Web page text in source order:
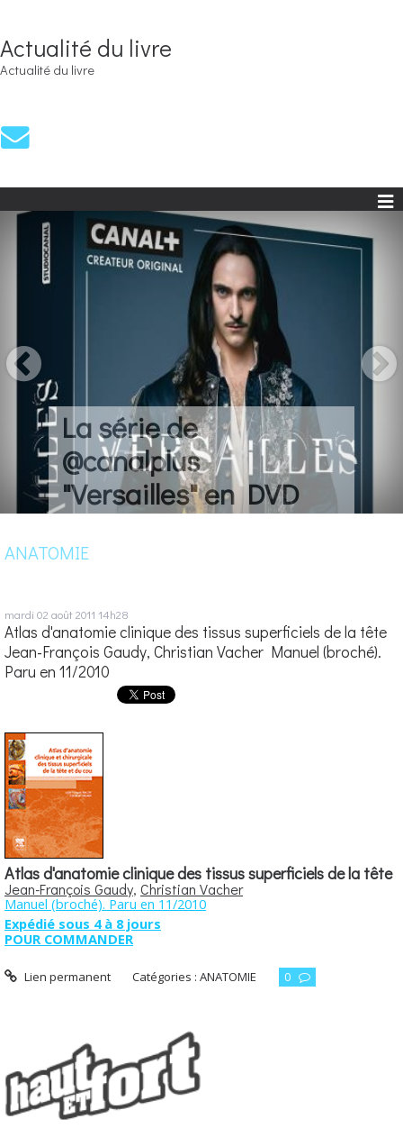
Actualité du livre
Actualité du livre
La série de
@canalplus
"Versailles" en DVD
ANATOMIE
mardi 02 août 2011 14h28
Atlas d'anatomie clinique des tissus superficiels de la tête
Jean-François Gaudy, Christian Vacher Manuel (broché).
Paru en 11/2010
Atlas d'anatomie clinique des tissus superficiels de la tête
Jean-François Gaudy, Christian Vacher
Manuel (broché). Paru en 11/2010
Expédié sous 4 à 8 jours
POUR COMMANDER
Lien permanent Catégories :ANATOMIE 0